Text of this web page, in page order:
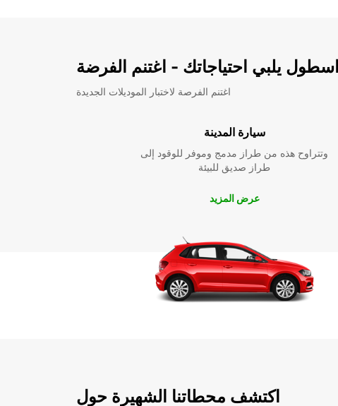
اسطول يلبي احتياجاتك - اغتنم الفرضة
اغتنم الفرصة لاختبار الموديلات الجديدة
سيارة المدينة
وتتراوح هذه من طراز مدمج وموفر للوقود إلى
طراز صديق للبيئة
عرض المزيد
اكتشف محطاتنا الشهيرة حول